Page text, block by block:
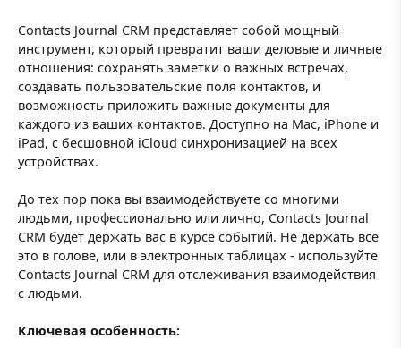
Contacts Journal CRM представляет собой мощный
инструмент, который превратит ваши деловые и личные
отношения: сохранять заметки о важных встречах,
создавать пользовательские поля контактов, и
возможность приложить важные документы для
каждого из ваших контактов. Доступно на Mac, iPhone и
iPad, с бесшовной iCloud синхронизацией на всех
устройствах.
До тех пор пока вы взаимодействуете со многими
людьми, профессионально или лично, Contacts Journal
CRM будет держать вас в курсе событий. Не держать все
это в голове, или в электронных таблицах - используйте
Contacts Journal CRM для отслеживания взаимодействия
с людьми.
Ключевая особенность: